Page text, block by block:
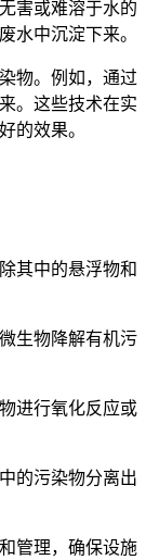
害或难溶于水的
水中沉淀下来。
物。例如，通过
。这些技术在实
的效果。
其中的悬浮物和
生物降解有机污
进行氧化反应或
的污染物分离出
管理，确保设施